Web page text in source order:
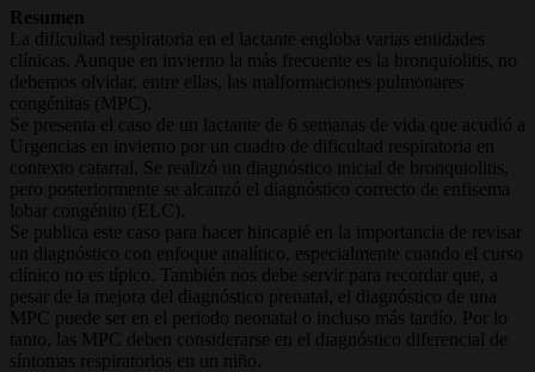
Resumen
La dificultad respiratoria en el lactante engloba varias entidades
clínicas. Aunque en invierno la más frecuente es la bronquiolitis, no
debemos olvidar, entre ellas, las malformaciones pulmonares
congénitas (MPC).
Se presenta el caso de un lactante de 6 semanas de vida que acudió a
Urgencias en invierno por un cuadro de dificultad respiratoria en
contexto catarral. Se realizó un diagnóstico inicial de bronquiolitis,
pero posteriormente se alcanzó el diagnóstico correcto de enfisema
lobar congénito (ELC).
Se publica este caso para hacer hincapié en la importancia de revisar
un diagnóstico con enfoque analítico, especialmente cuando el curso
clínico no es típico. También nos debe servir para recordar que, a
pesar de la mejora del diagnóstico prenatal, el diagnóstico de una
MPC puede ser en el periodo neonatal o incluso más tardío. Por lo
tanto, las MPC deben considerarse en el diagnóstico diferencial de
síntomas respiratorios en un niño.